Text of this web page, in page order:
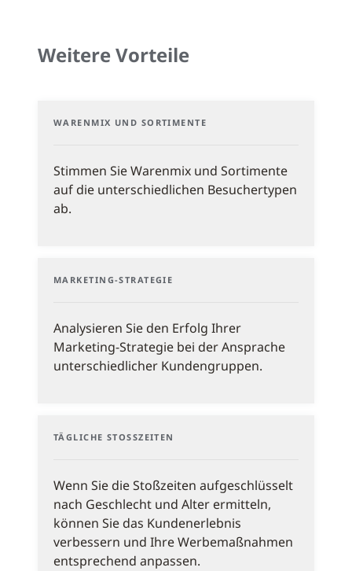
Weitere Vorteile
WARENMIX UND SORTIMENTE
Stimmen Sie Warenmix und Sortimente
auf die unterschiedlichen Besuchertypen
ab.
MARKETING-STRATEGIE
Analysieren Sie den Erfolg Ihrer
Marketing-Strategie bei der Ansprache
unterschiedlicher Kundengruppen.
TÄGLICHE STOSSZEITEN
Wenn Sie die Stoßzeiten aufgeschlüsselt
nach Geschlecht und Alter ermitteln,
können Sie das Kundenerlebnis
verbessern und Ihre Werbemaßnahmen
entsprechend anpassen.